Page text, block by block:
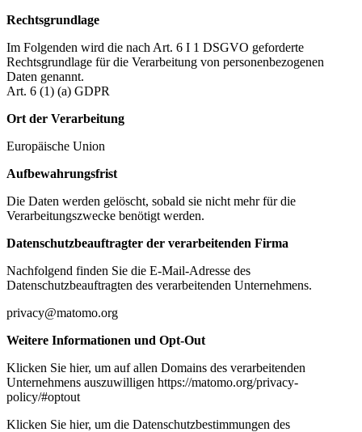
Rechtsgrundlage
Im Folgenden wird die nach Art. 6 I 1 DSGVO geforderte
Rechtsgrundlage für die Verarbeitung von personenbezogenen
Daten genannt.
Art. 6 (1) (a) GDPR
Ort der Verarbeitung
Europäische Union
Aufbewahrungsfrist
Die Daten werden gelöscht, sobald sie nicht mehr für die
Verarbeitungszwecke benötigt werden.
Datenschutzbeauftragter der verarbeitenden Firma
Nachfolgend finden Sie die E-Mail-Adresse des
Datenschutzbeauftragten des verarbeitenden Unternehmens.
privacy@matomo.org
Weitere Informationen und Opt-Out
Klicken Sie hier, um auf allen Domains des verarbeitenden
Unternehmens auszuwilligen https://matomo.org/privacy-
policy/#optout
Klicken Sie hier, um die Datenschutzbestimmungen des